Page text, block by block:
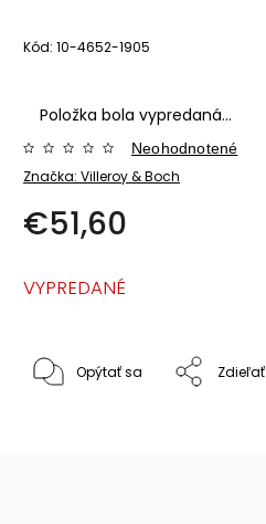
Kód: 10-4652-1905
Položka bola vypredaná…
Značka: Villeroy & Boch
Neohodnotené
€51,60
VYPREDANÉ
Opýtať sa Zdieľať